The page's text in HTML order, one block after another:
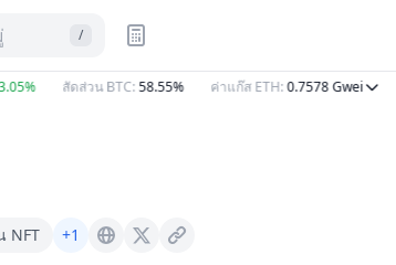
/
สัดส่วน BTC:58.55% ค่าแก๊ส ETH:0.7578Gwei
NFT +1 Babybft.com X (Twitter)